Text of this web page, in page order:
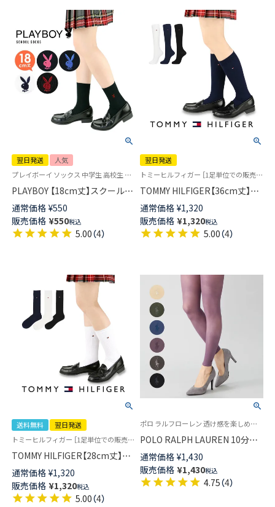
翌日発送
人気
プレイボーイ ソックス 中学生 高校生 学校 制服 靴下 03737351
PLAYBOY 【18cm丈】スクールソ
ックス ワンポイント 片面刺繍
入り リブ レディース 【365日最
短翌日発送】03737751
通常価格 ¥550
販売価格 ¥550税込
5.00（4）
翌日発送
トミーヒルフィガー ［1足単位での販売です］学校 制服 靴下
TOMMY HILFIGER【36cm丈】ス
クールソックス ワンポイント
両面刺繍 レディース ハイソッ
クス 【365日最短翌日発送】
93481805
通常価格 ¥1,320
販売価格 ¥1,320税込
5.00（4）
送料無料
翌日発送
トミーヒルフィガー ［1足単位での販売です］ 学校 制服 靴下
TOMMY HILFIGER【28cm丈】ス
クールソックス ワンポイント
両面刺繍 レディース ハイソッ
クス 【365日最短翌日発送】
93481803
通常価格 ¥1,320
販売価格 ¥1,320税込
5.00（4）
ポロ ラルフローレン 透け感を楽しめる35デニール相当 ウエスト幅広ゴム 婦人 女性 レギンス
POLO RALPH LAUREN 10分丈
35デニール クールレギンス 涼
感糸使用 消臭 UV 静電気防止 ワ
ンポイント刺繍 レディース
01841286
通常価格 ¥1,430
販売価格 ¥1,430税込
4.75（4）